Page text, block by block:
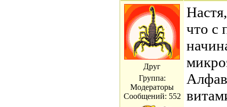
Друг
Группа:
Модераторы
Сообщений: 552
что с